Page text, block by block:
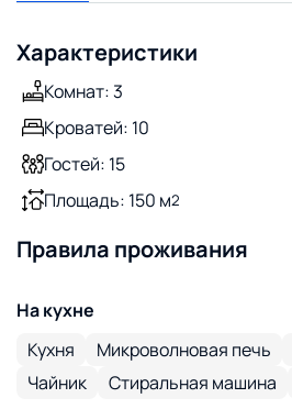
Характеристики
Комнат: 3
Кроватей: 10
Гостей: 15
Площадь: 150 м2
Правила проживания
На кухне
Кухня
Микроволновая печь
Чайник
Стиральная машина